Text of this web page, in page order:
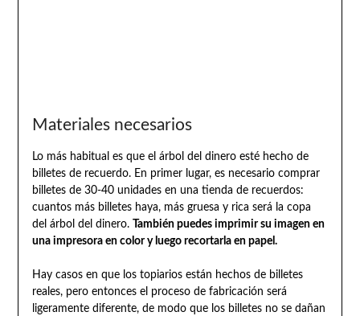
Materiales necesarios
Lo más habitual es que el árbol del dinero esté hecho de
billetes de recuerdo. En primer lugar, es necesario comprar
billetes de 30-40 unidades en una tienda de recuerdos:
cuantos más billetes haya, más gruesa y rica será la copa
del árbol del dinero.
También puedes imprimir su imagen en
una impresora en color y luego recortarla en papel.
Hay casos en que los topiarios están hechos de billetes
reales, pero entonces el proceso de fabricación será
ligeramente diferente, de modo que los billetes no se dañan